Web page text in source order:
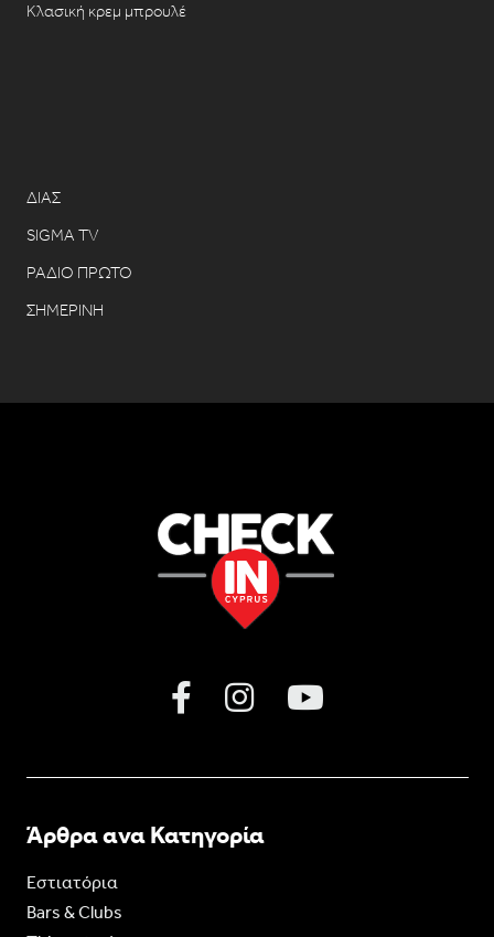
Κλασική κρεμ μπρουλέ
ΔΙΑΣ
SIGMA TV
ΡΑΔΙΟ ΠΡΩΤΟ
ΣΗΜΕΡΙΝΗ
Άρθρα ανα Κατηγορία
Εστιατόρια
Bars & Clubs